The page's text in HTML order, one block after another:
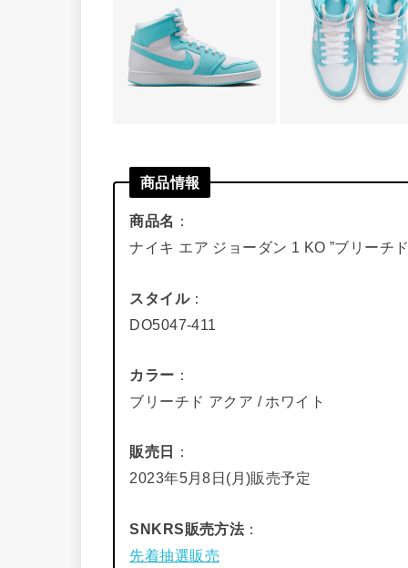
商品情報
商品名 ：
ナイキ エア ジョーダン 1 KO ”ブリーチ
スタイル：
DO5047-411
カラー ：
ブリーチド アクア / ホワイト
販売日
：
2023年5月8日(月)販売予定
SNKRS販売方法：
先着抽選販売